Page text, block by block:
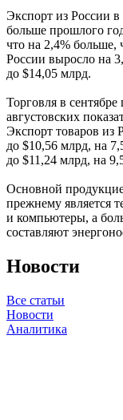
Экспорт из России
больше прошлого
что на 2,4% больше,
России выросло на
до $14,05 млрд.
Торговля в
августовских
Экспорт товаров
до $10,56 млрд, на
до $11,24 млрд, на
Основной
прежнему является
и компьютеры, а
составляют
Новости
Все статьи
Новости
Аналитика